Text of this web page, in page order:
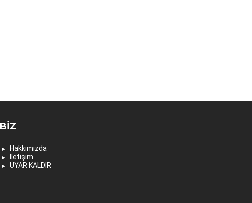
BIZ
Hakkımızda
İletişim
UYAR KALDIR